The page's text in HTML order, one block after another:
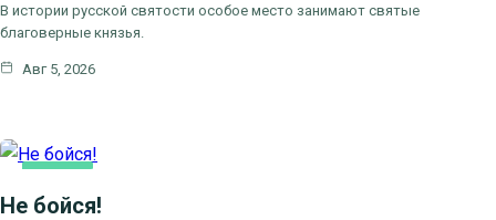
В истории русской святости особое место занимают святые
благоверные князья.
Авг 5, 2026
МЫ
Не бойся!